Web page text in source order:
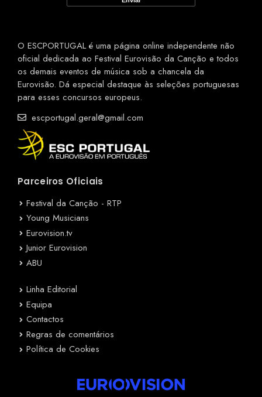
O ESCPORTUGAL é uma página online independente não
oficial dedicada ao Festival Eurovisão da Canção e todos
os demais eventos de música sob a chancela da
Eurovisão. Dá especial destaque às seleções portuguesas
para esses concursos europeus.
escportugal.geral@gmail.com
Parceiros Oficiais
Festival da Canção - RTP
Young Musicians
Eurovision.tv
Junior Eurovision
ABU
Linha Editorial
Equipa
Contactos
Regras de comentários
Política de Cookies